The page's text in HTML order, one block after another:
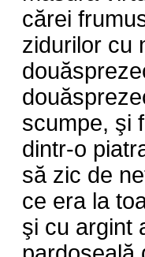
cărei
zidurilor cu
scumpe, şi
dintr-o
să zic de
ce era la
şi cu argint